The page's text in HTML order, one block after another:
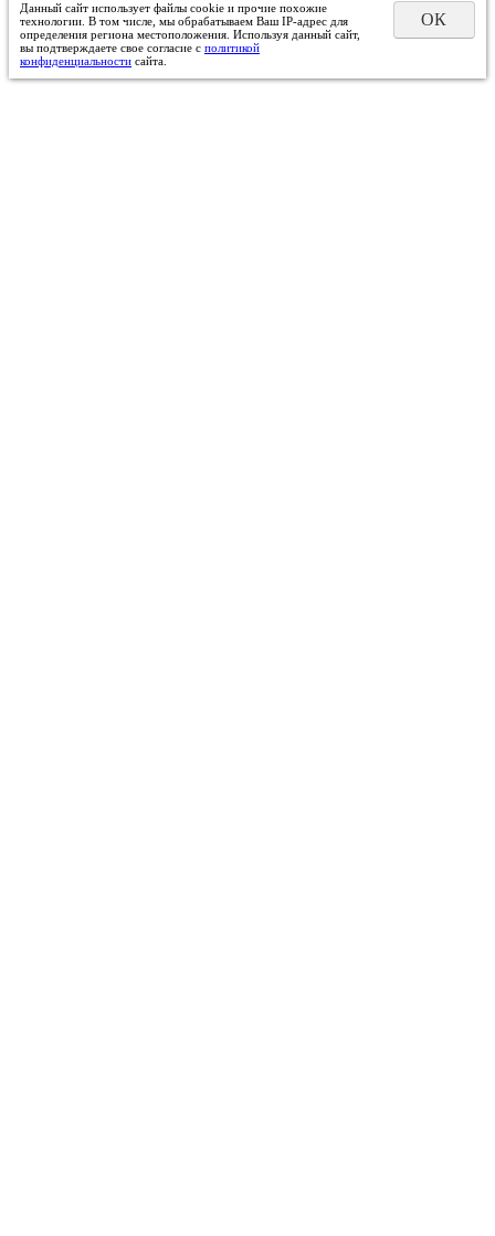
Данный сайт использует файлы cookie и прочие похожие
технологии. В том числе, мы обрабатываем Ваш IP-адрес для
определения региона местоположения. Используя данный сайт,
вы подтверждаете свое согласие с политикой
конфиденциальности сайта.
ОК